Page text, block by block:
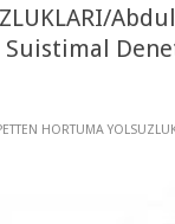
Suistimal
HORTUMA